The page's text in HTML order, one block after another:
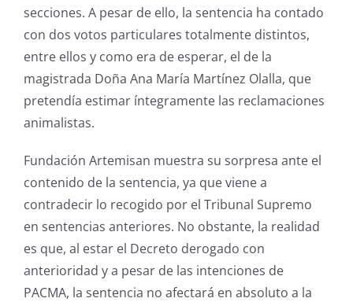
secciones. A pesar de ello, la sentencia ha contado
con dos votos particulares totalmente distintos,
entre ellos y como era de esperar, el de la
magistrada Doña Ana María Martínez Olalla, que
pretendía estimar íntegramente las reclamaciones
animalistas.
Fundación Artemisan muestra su sorpresa ante el
contenido de la sentencia, ya que viene a
contradecir lo recogido por el Tribunal Supremo
en sentencias anteriores. No obstante, la realidad
es que, al estar el Decreto derogado con
anterioridad y a pesar de las intenciones de
PACMA, la sentencia no afectará en absoluto a la